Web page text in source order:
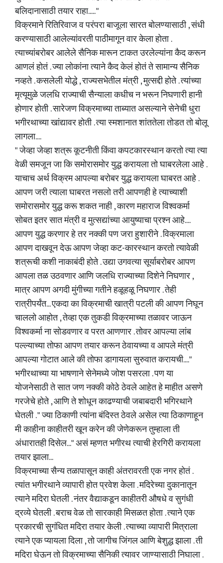
बलिदानासाठी तयार राहा..... "
विक्रमाने रितिरिवाज व परंपरा बाजूला सारत बोलण्यासाठी , संधी
करण्यासाठी आलेल्यांवरती पाठीमागून वार केला होता .
त्याच्यांबरोबर आलेले सैनिक मारून टाकत उरलेल्यांना कैद करून
आणलं होतं . ज्या लोकांना त्याने कैद केलं होतं ते सामान्य सैनिक
नव्हते . कसलेली योद्धे , राज्यसभेतील मंत्री , मुत्सद्दी होते . त्यांच्या
मृत्यूमुळे जलधि राज्याची सैन्याला कधीच न भरून निघणारी हानी
होणार होती . सारेजण विक्रमाच्या ताब्यात असल्याने सेनेची धुरा
भगीरथाच्या खांद्यावर होती . त्या स्मशानात शांततेला तोडत तो बोलू
लागला....
" जेव्हा जेव्हा शत्रू कूटनीती किंवा कपटकारस्थान करतो त्या त्या
वेळी समजून जा कि समोरासमोर युद्ध करायला तो घाबरलेला आहे .
याचाच अर्थ विक्रम आपल्या बरोबर युद्ध करायला घाबरत आहे .
आपण जरी त्याला घाबरत नसलो तरी आपणही हे त्याच्याशी
समोरासमोर युद्ध करू शकत नाही , कारण महाराज विश्वकर्मा
सोबत इतर सात मंत्री व मुत्सद्यांच्या आयुष्याचा प्रश्न आहे....
आपण युद्ध करणार हे तर नक्की पण जरा हुशारीने . विक्रमाला
आपण दाखवून देऊ आपण जेव्हा कट-कारस्थान करतो त्यावेळी
शत्रूची कशी नाकाबंदी होते . उद्या उगवत्या सूर्याबरोबर आपण
आपला तळ उठवणार आणि जलधि राज्याच्या दिशेने निघणार ,
मात्र आपण अगदी मुंगीच्या गतीने हळूहळू निघणार . तेही
रात्रीपर्यंत... एकदा का विक्रमाची खात्री पटली की आपण निघून
चाललो आहोत , तेव्हा एक तुकडी विक्रमाच्या तळावर जाऊन
विश्वकर्मा ना सोडवणार व परत आणणार . तोवर आपल्या लांब
पल्ल्याच्या तोफा आपण तयार करून ठेवायच्या व आपले मंत्री
आपल्या गोटात आले की तोफा डागायला सुरुवात करायची...."
भगीरथाच्या या भाषणाने सेनेमध्ये जोश पसरला . पण या
योजनेसाठी ते सात जण नक्की कोठे ठेवले आहेत हे माहीत असणे
गरजेचे होते , आणि ते शोधून काढण्याची जबाबदारी भगिरथाने
घेतली . " ज्या ठिकाणी त्यांना बंदिस्त ठेवले असेल त्या ठिकाणाहून
मी काहीना काहीतरी खून करेन की जेणेकरून तुम्हाला ती
अंधारातही दिसेल..." असं म्हणत भगीरथ त्याची हेरगिरी करायला
तयार झाला...
विक्रमाच्या सैन्य तळापासून काही अंतरावरती एक नगर होतं .
त्यांत भगीरथाने व्यापारी होत प्रवेश केला . मदिरेच्या दुकानातून
त्याने मदिरा घेतली . नंतर वैद्याकडून काहीतरी औषधे व सुगंधी
द्रव्ये घेतली . बराच वेळ तो सारकाही मिसळत होता . त्याने एक
प्रकारची सुगंधित मदिरा तयार केली . त्याच्या व्यापारी मित्राला
त्याने एक प्यायला दिला , तो जागीच जिंगल आणि बेशुद्ध झाला . ती
मदिरा घेऊन तो विक्रमाच्या सैनिकी त्यावर जाण्यासाठी निघाला .